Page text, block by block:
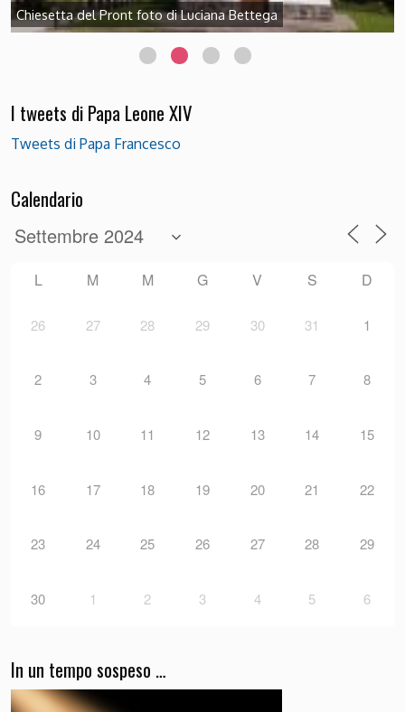
Chiesetta del Pront foto di Luciana Bettega
I tweets di Papa Leone XIV
Tweets di Papa Francesco
Calendario
L M M G V S D
26 27 28 29 30 31 1
2 3 4 5 6 7 8
9 10 11 12 13 14 15
16 17 18 19 20 21 22
23 24 25 26 27 28 29
30 1 2 3 4 5 6
In un tempo sospeso …